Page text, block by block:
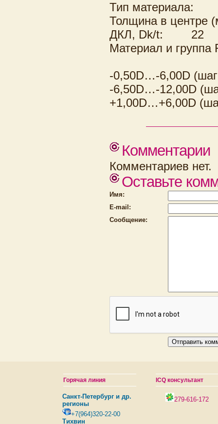
Тип материала:
Толщина в центре
ДКЛ, Dk/t:
22
Материал и группа
-0,50D…-6,00D
-6,50D…-12,00D
+1,00D…+6,00D
Комментарии
Комментариев нет.
Оставьте
Имя:
E-mail:
Сообщение:
Горячая линия
Санкт-Петербург и др.
регионы
+7(964)320-22-00
Тихвин
ICQ консультант
279-616-172